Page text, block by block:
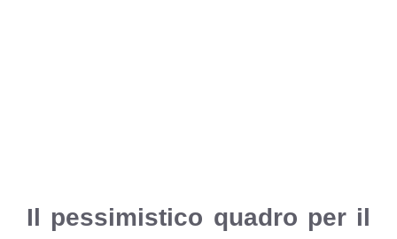
Il pessimistico quadro per il